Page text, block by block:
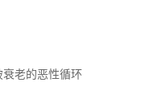
老的恶性循环